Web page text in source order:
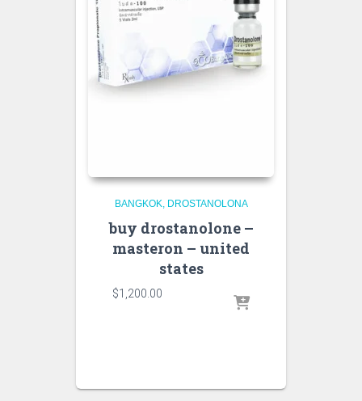
BANGKOK DROSTANOLONA
buy drostanolone –
masteron – united
states
$1,200.00